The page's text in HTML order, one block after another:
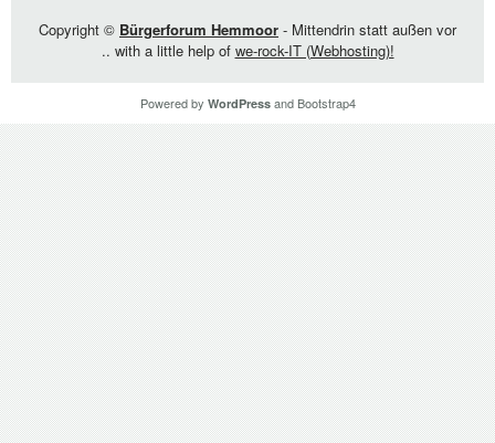
Copyright © Bürgerforum Hemmoor - Mittendrin statt außen vor
.. with a little help of we-rock-IT (Webhosting)!
Powered by WordPressand Bootstrap4